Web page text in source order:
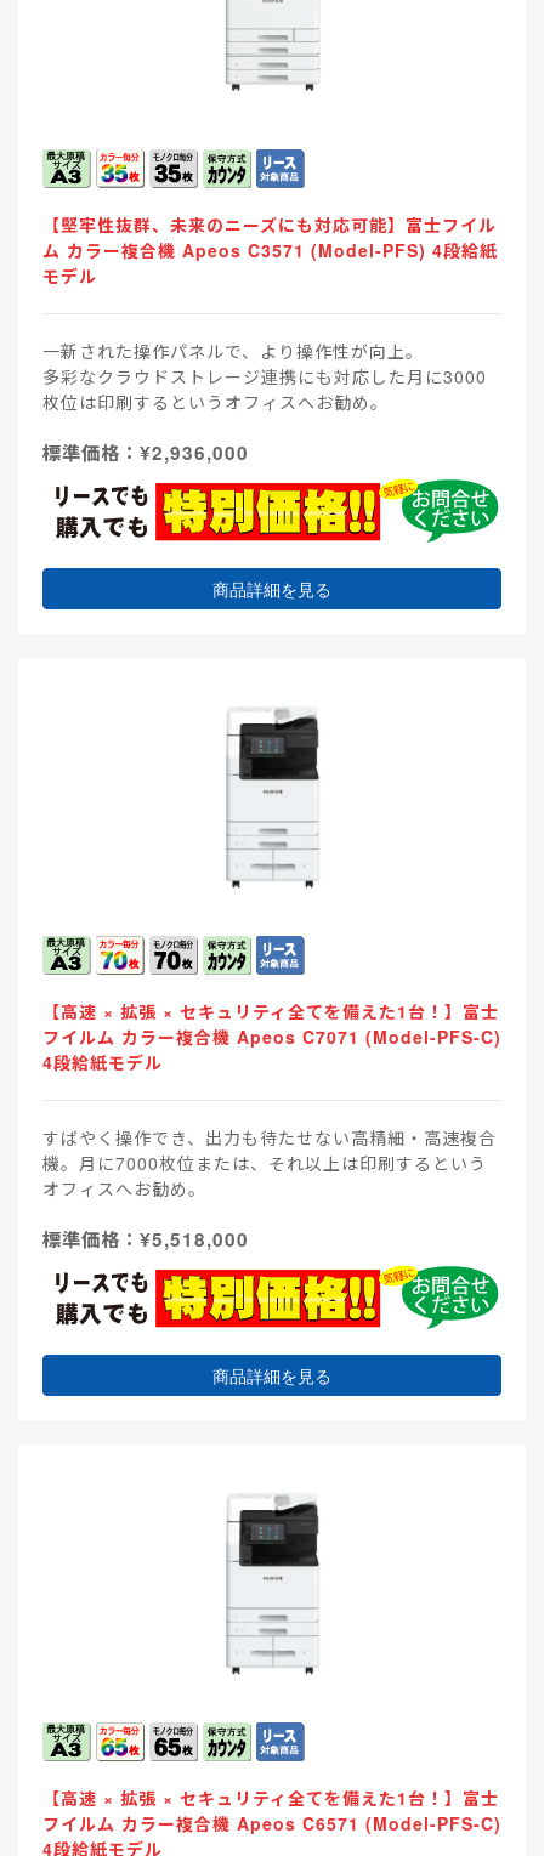
【堅牢性抜群、未来のニーズにも対応可能】富士フイル
ム カラー複合機 Apeos C3571 (Model-PFS) 4段給紙
モデル
一新された操作パネルで、より操作性が向上。
多彩なクラウドストレージ連携にも対応した月に3000
枚位は印刷するというオフィスへお勧め。
標準価格：¥2,936,000
商品詳細を見る
【高速 × 拡張 × セキュリティ全てを備えた1台！】富士
フイルム カラー複合機 Apeos C7071 (Model-PFS-C)
4段給紙モデル
すばやく操作でき、出力も待たせない高精細・高速複合
機。月に7000枚位または、それ以上は印刷するという
オフィスへお勧め。
標準価格：¥5,518,000
商品詳細を見る
【高速 × 拡張 × セキュリティ全てを備えた1台！】富士
フイルム カラー複合機 Apeos C6571 (Model-PFS-C)
4段給紙モデル